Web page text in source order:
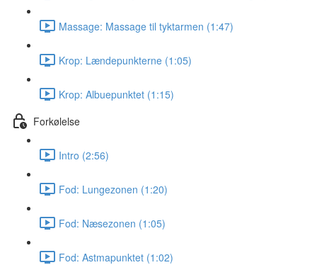
Massage: Massage til tyktarmen (1:47)
Krop: Lændepunkterne (1:05)
Krop: Albuepunktet (1:15)
Forkølelse
Intro (2:56)
Fod: Lungezonen (1:20)
Fod: Næsezonen (1:05)
Fod: Astmapunktet (1:02)